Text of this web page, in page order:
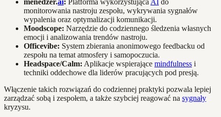
menedzer.ai: Platforma wykorzystującaAI do
monitorowania nastroju zespołu, wykrywania sygnałów
wypalenia oraz optymalizacji komunikacji.
Moodscope: Narzędzie do codziennego śledzenia własnych
emocji i analizowania trendów nastroju.
Officevibe: System zbierania anonimowego feedbacku od
zespołu na temat atmosfery i samopoczucia.
Headspace/Calm: Aplikacje wspierające mindfulness i
techniki oddechowe dla liderów pracujących pod presją.
Włączenie takich rozwiązań do codziennej praktyki pozwala lepiej
zarządzać sobą i zespołem, a także szybciej reagować na sygnały
kryzysu.